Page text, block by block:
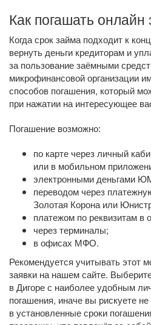
Как погашать онлайн
Когда срок займа подходит к
вернуть деньги кредиторам и
за пользование заёмными
микрофинансовой организации
способов погашения, который
при нажатии на интересующее
Погашение возможно:
по карте через личный
или в мобильном
электронными деньгами
переводом через
Золотая Корона или
платежом по реквизитам в
через терминалы;
в офисах МФО.
Рекомендуется учитывать этот
заявки на нашем сайте.
в Дигоре с наиболее удобным
погашения, иначе вы рискуете
в установленные сроки